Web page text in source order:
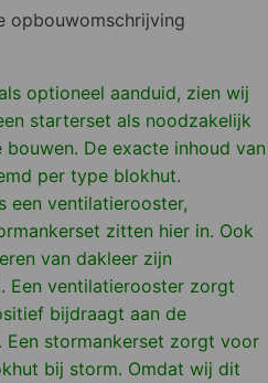
opbouwomschrijving
optioneel aanduid, zien wij
starterset als noodzakelijk
De exacte inhoud van
per type blokhut.
een ventilatierooster,
zitten hier in. Ook
van dakleer zijn
Een ventilatierooster zorgt
bijdraagt aan de
Een stormankerset zorgt voor
bij storm. Omdat wij dit